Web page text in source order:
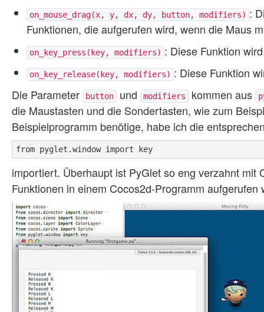
on_mouse_drag(x, y, dx, dy, button, modifiers) :
Funktionen, die aufgerufen wird, wenn die Maus
on_key_press(key, modifiers) : Diese Funktion
on_key_release(key, modifiers) : Diese Funktion
Die Parameter
button und modifiers kommen aus
die Maustasten und die Sondertasten, wie zum
Beispielprogramm benötige, habe ich die
importiert. Überhaupt ist PyGlet so eng verzahnt
Funktionen in einem Cocos2d-Programm aufgerufen